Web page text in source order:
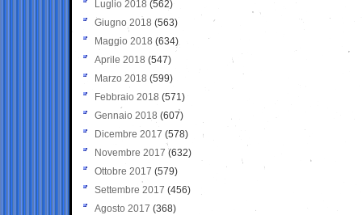
Luglio 2018 (562)
Giugno 2018 (563)
Maggio 2018 (634)
Aprile 2018 (547)
Marzo 2018 (599)
Febbraio 2018 (571)
Gennaio 2018 (607)
Dicembre 2017 (578)
Novembre 2017 (632)
Ottobre 2017 (579)
Settembre 2017 (456)
Agosto 2017 (368)